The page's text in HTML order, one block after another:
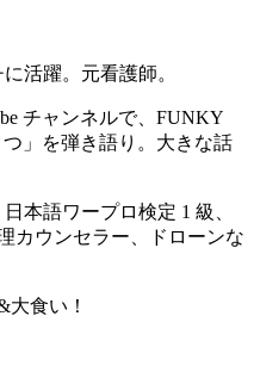
活躍。元看護師。
チャンネルで、FUNKY
」を弾き語り。大きな話
本語ワープロ検定 1 級、
カウンセラー、ドローンな
食い！